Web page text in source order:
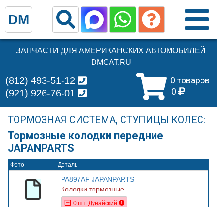
ЗАПЧАСТИ ДЛЯ АМЕРИКАНСКИХ АВТОМОБИЛЕЙ
DMCAT.RU
0 товаров
0
(812) 493-51-12
(921) 926-76-01
ТОРМОЗНАЯ СИСТЕМА, СТУПИЦЫ КОЛЕС:
Тормозные колодки передние
JAPANPARTS
Фото Деталь
PA897AF JAPANPARTS
Колодки тормозные
0 шт. Дунайский
DM